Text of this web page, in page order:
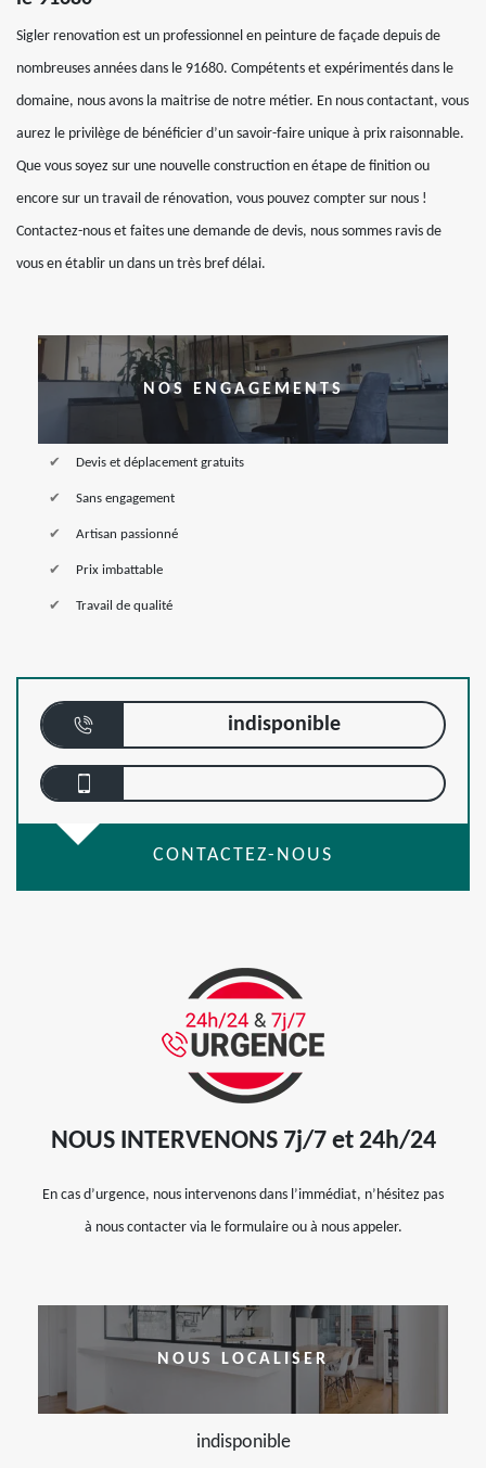
Sigler renovation est un professionnel en peinture de façade depuis de
nombreuses années dans le 91680. Compétents et expérimentés dans le
domaine, nous avons la maitrise de notre métier. En nous contactant, vous
aurez le privilège de bénéficier d’un savoir-faire unique à prix raisonnable.
Que vous soyez sur une nouvelle construction en étape de finition ou
encore sur un travail de rénovation, vous pouvez compter sur nous !
Contactez-nous et faites une demande de devis, nous sommes ravis de
vous en établir un dans un très bref délai.
NOS ENGAGEMENTS
Devis et déplacement gratuits
Sans engagement
Artisan passionné
Prix imbattable
Travail de qualité
indisponible
CONTACTEZ-NOUS
NOUS INTERVENONS 7j/7 et 24h/24
En cas d’urgence, nous intervenons dans l’immédiat, n’hésitez pas
à nous contacter via le formulaire ou à nous appeler.
NOUS LOCALISER
indisponible